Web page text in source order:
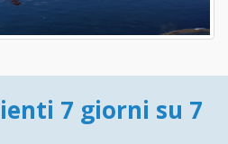
7 giorni su 7